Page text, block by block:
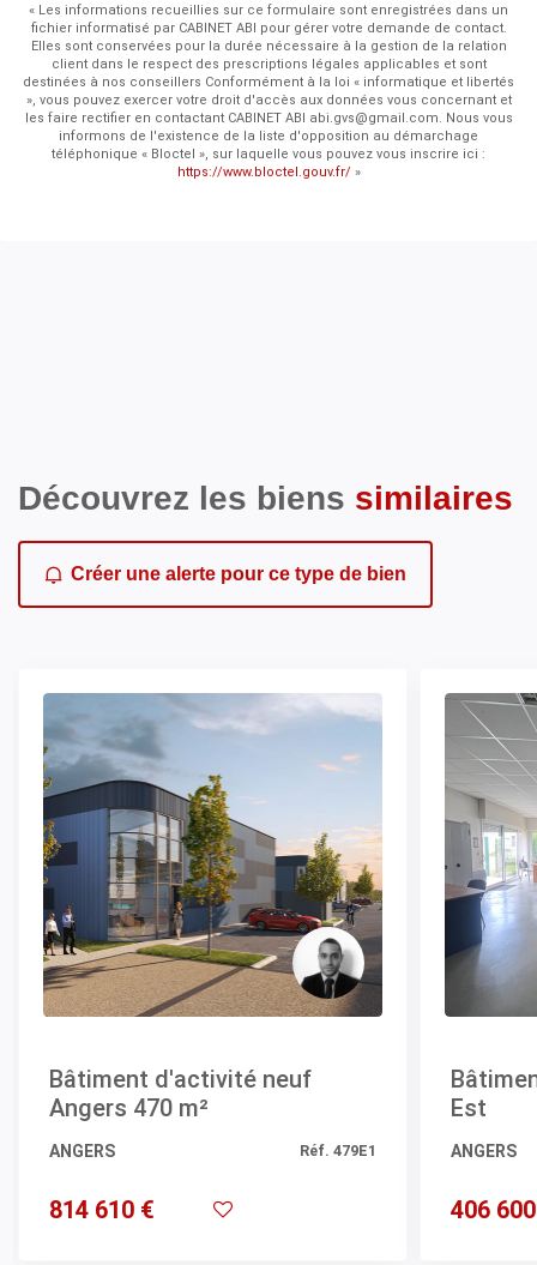
« Les informations recueillies sur ce formulaire sont enregistrées dans un
fichier informatisé par CABINET ABI pour gérer votre demande de contact.
Elles sont conservées pour la durée nécessaire à la gestion de la relation
client dans le respect des prescriptions légales applicables et sont
destinées à nos conseillers Conformément à la loi « informatique et libertés
», vous pouvez exercer votre droit d'accès aux données vous concernant et
les faire rectifier en contactant CABINET ABI abi.gvs@gmail.com. Nous vous
informons de l'existence de la liste d'opposition au démarchage
téléphonique « Bloctel », sur laquelle vous pouvez vous inscrire ici :
https://www.bloctel.gouv.fr/ »
Découvrez les biens similaires
Créer une alerte pour ce type de bien
Bâtiment d'activité neuf
Angers 470 m²
ANGERS Réf. 479E1
814 610 €
Est
ANGERS
406